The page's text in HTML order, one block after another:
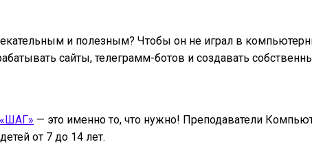
и полезным? Чтобы он не играл в
сайты, телеграмм-ботов и создавать
— это именно то, что нужно! Преподаватели
от 7 до 14 лет.